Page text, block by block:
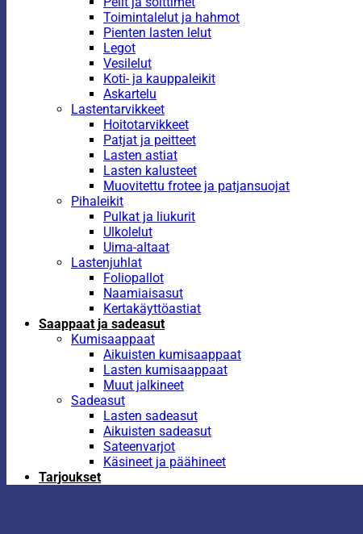
Toimintalelut ja hahmot
Pienten lasten lelut
Legot
Vesilelut
Koti- ja kauppaleikit
Askartelu
Lastentarvikkeet
Hoitotarvikkeet
Patjat ja peitteet
Lasten astiat
Lasten kalusteet
Muovitettu frotee ja patjansuojat
Pihaleikit
Pulkat ja liukurit
Ulkolelut
Uima-altaat
Lastenjuhlat
Foliopallot
Naamiaisasut
Kertakäyttöastiat
Saappaat ja sadeasut
Kumisaappaat
Aikuisten kumisaappaat
Lasten kumisaappaat
Muut jalkineet
Sadeasut
Lasten sadeasut
Aikuisten sadeasut
Sateenvarjot
Käsineet ja päähineet
Tarjoukset